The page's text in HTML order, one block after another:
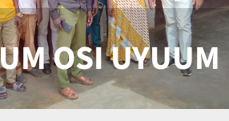
OSI UYUUM